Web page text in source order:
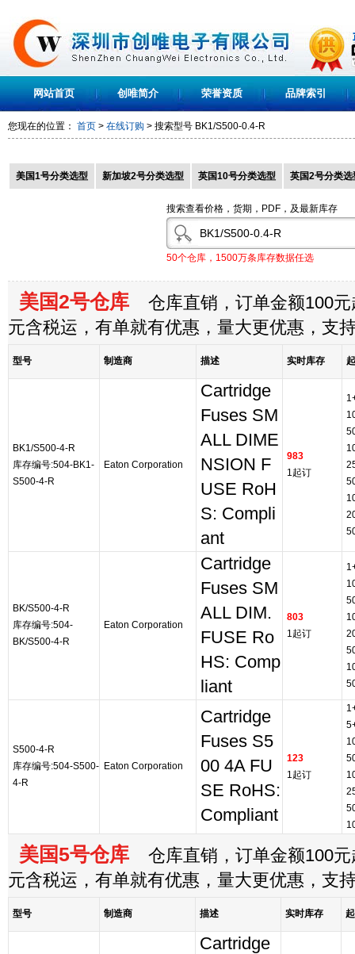
网站首页 创唯简介 荣誉资质 品牌索引
您现在的位置： 首页 > 在线订购 > 搜索型号 BK1/S500-0.4-R
美国1号分类选型 新加坡2号分类选型 英国10号分类选型 英国2号分类选
搜索查看价格，货期，PDF，及最新库存
50个仓库，1500万条库存数据任选
美国2号仓库 仓库直销，订单金额100元
元含税运，有单就有优惠，量大更优惠，支
型号 制造商 描述 实时库存
BK1/S500-4-R
库存编号:504-BK1-
S500-4-R
Eaton Corporation
Cartridge
Fuses SM
ALL DIME
NSION F
USE RoH
S: Compli
ant
983
1起订
BK/S500-4-R
库存编号:504-
BK/S500-4-R
Eaton Corporation
Cartridge
Fuses SM
ALL DIM.
FUSE Ro
HS: Comp
liant
803
1起订
S500-4-R
库存编号:504-S500-
4-R
Eaton Corporation
Cartridge
Fuses S5
00 4A FU
SE RoHS:
Compliant
123
1起订
美国5号仓库 仓库直销，订单金额100元
元含税运，有单就有优惠，量大更优惠，支
型号 制造商 描述 实时库存
Cartridge